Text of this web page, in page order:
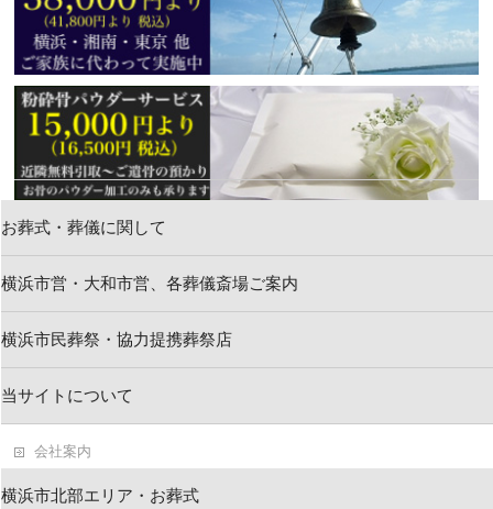
お葬式・葬儀に関して
横浜市営・大和市営、各葬儀斎場ご案内
横浜市民葬祭・協力提携葬祭店
当サイトについて
横浜市北部エリア・お葬式
新着情報
お問い合わせ
会社案内
葬儀・お葬式ブログ